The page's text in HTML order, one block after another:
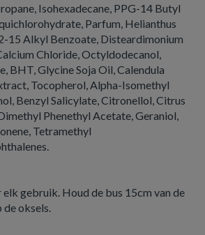
Isohexadecane, PPG-14 Butyl
Parfum, Helianthus
15 Alkyl Benzoate, Disteardimonium
Chloride, Octyldodecanol,
BHT, Glycine Soja Oil, Calendula
Tocopherol, Alpha-Isomethyl
Benzyl Salicylate, Citronellol, Citrus
Phenethyl Acetate, Geraniol,
Tetramethyl
gebruik. Houd de bus 15cm van de
de oksels.